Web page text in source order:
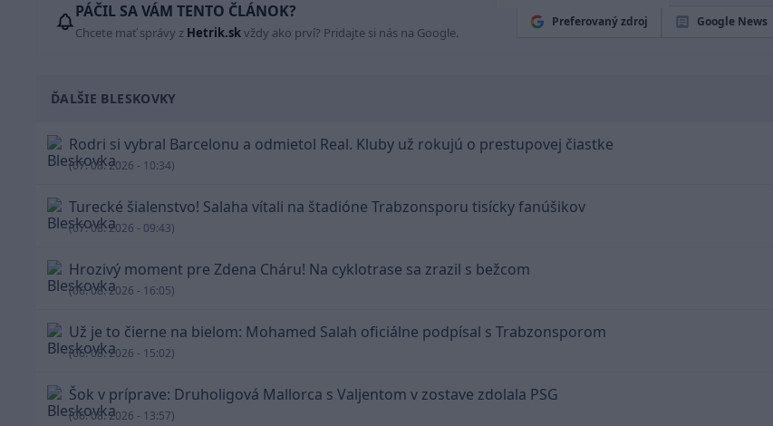
PÁČIL SA VÁM TENTO ČLÁNOK?
Chcete mať správy z Hetrik.skvždy ako prví? Pridajte si nás na Google.
Preferovaný zdroj Google News
ĎALŠIE BLESKOVKY
Rodri si vybral Barcelonu a odmietol Real. Kluby už rokujú o prestupovej čiastke
(07. 08. 2026 - 10:34)
Turecké šialenstvo! Salaha vítali na štadióne Trabzonsporu tisícky fanúšikov
(07. 08. 2026 - 09:43)
Hrozivý moment pre Zdena Cháru! Na cyklotrase sa zrazil s bežcom
(06. 08. 2026 - 16:05)
Už je to čierne na bielom: Mohamed Salah oficiálne podpísal s Trabzonsporom
(06. 08. 2026 - 15:02)
Šok v príprave: Druholigová Mallorca s Valjentom v zostave zdolala PSG
(06. 08. 2026 - 13:57)